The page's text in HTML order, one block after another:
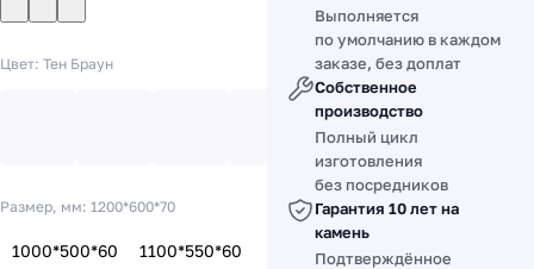
Цвет: Тен Браун
Размер, мм: 1200*600*70
1000*500*60
1100*550*60
Выполняется
по умолчанию в каждом
заказе, без доплат
Собственное
производство
Полный цикл
изготовления
без посредников
Гарантия 10 лет на
камень
Подтверждённое